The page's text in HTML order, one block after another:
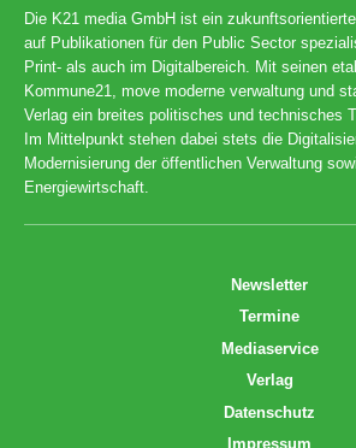
Die K21 media GmbH ist ein
auf Publikationen für den Public Sector
Print- als auch im Digitalbereich. Mit seinen
Kommune21, move moderne verwaltung und
Verlag ein breites politisches und technisches
Im Mittelpunkt stehen dabei stets die
Modernisierung der öffentlichen Verwaltung
Energiewirtschaft.
Newsletter
Termine
Mediaservice
Verlag
Datenschutz
Impressum